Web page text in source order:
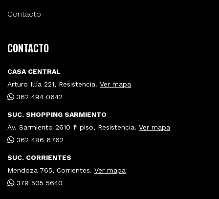
Contacto
CONTACTO
CASA CENTRAL
Arturo Illía 221, Resistencia. Ver mapa
362 494 0642
SUC. SHOPPING SARMIENTO
Av. Sarmiento 2610 1º piso, Resistencia. Ver mapa
362 486 6762
SUC. CORRIENTES
Mendoza 765, Corrientes. Ver mapa
379 505 5640